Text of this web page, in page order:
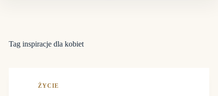
Tag inspiracje dla kobiet
ŻYCIE